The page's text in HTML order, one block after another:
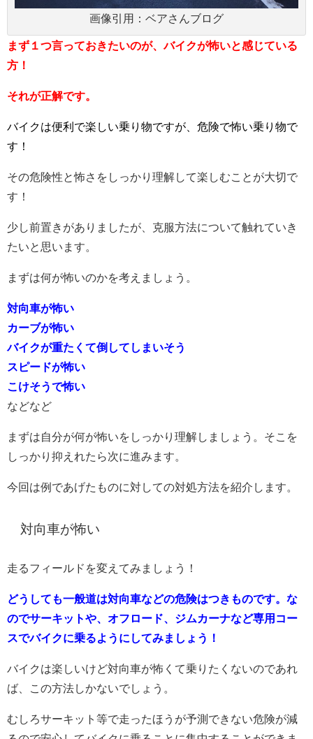
画像引用：ベアさんブログ
まず１つ言っておきたいのが、バイクが怖いと感じている
方！
それが正解です。
バイクは便利で楽しい乗り物ですが、危険で怖い乗り物で
す！
その危険性と怖さをしっかり理解して楽しむことが大切で
す！
少し前置きがありましたが、克服方法について触れていき
たいと思います。
まずは何が怖いのかを考えましょう。
対向車が怖い
カーブが怖い
バイクが重たくて倒してしまいそう
スピードが怖い
こけそうで怖い
などなど
まずは自分が何が怖いをしっかり理解しましょう。そこを
しっかり抑えれたら次に進みます。
今回は例であげたものに対しての対処方法を紹介します。
対向車が怖い
走るフィールドを変えてみましょう！
どうしても一般道は対向車などの危険はつきものです。な
のでサーキットや、オフロード、ジムカーナなど専用コー
スでバイクに乗るようにしてみましょう！
バイクは楽しいけど対向車が怖くて乗りたくないのであれ
ば、この方法しかないでしょう。
むしろサーキット等で走ったほうが予測できない危険が減